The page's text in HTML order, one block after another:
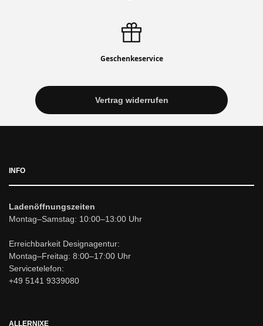
Geschenkeservice
Vertrag widerrufen
INFO
Ladenöffnungszeiten
Montag–Samstag: 10:00–13:00 Uhr
Erreichbarkeit Designagentur:
Montag–Freitag: 8:00–17:00 Uhr
Servicetelefon:
+49 5141 9339080
ALLERNIXE